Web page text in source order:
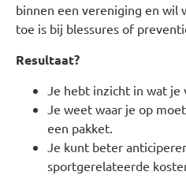
binnen een vereniging en wil
toe is bij blessures of
Resultaat?
Je hebt inzicht in wat
Je weet waar je op
een pakket.
Je kunt beter
sportgerelateerde